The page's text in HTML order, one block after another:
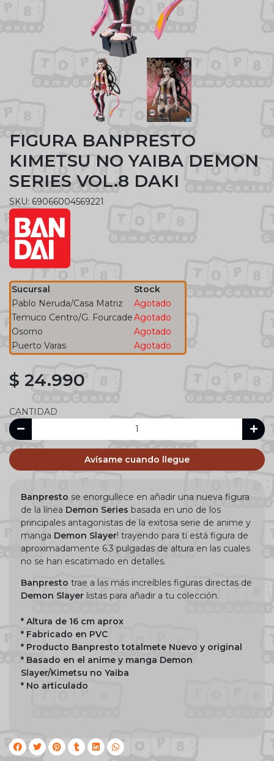
FIGURA BANPRESTO
KIMETSU NO YAIBA DEMON
SERIES VOL.8 DAKI
SKU: 69066004569221
Sucursal
Stock
Pablo Neruda/Casa Matriz
Agotado
Temuco Centro/G. FourcadeAgotado
Osorno
Agotado
Puerto Varas
Agotado
$ 24.990
CANTIDAD
Avísame cuando llegue
Banpresto se enorgullece en añadir una nueva figura
de la línea Demon Series basada en uno de los
principales antagonistas de la exitosa serie de anime y
manga Demon Slayer! trayendo para tí está figura de
aproximadamente 6.3 pulgadas de altura en las cuales
no se han escatimado en detalles.
Banpresto trae a las más increíbles figuras directas de
Demon Slayer listas para añadir a tu colección.
* Altura de 16 cm aprox
* Fabricado en PVC
* Producto Banpresto totalmete Nuevo y original
* Basado en el anime y manga Demon
Slayer/Kimetsu no Yaiba
* No articulado